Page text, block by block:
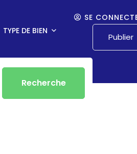
TYPE DE BIEN
SE
Publier
Recherche